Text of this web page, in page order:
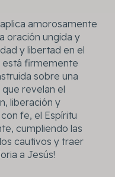
amorosamente
oración ungida y
y libertad en el
está firmemente
sobre una
revelan el
liberación y
fe, el Espíritu
cumpliendo las
cautivos y traer
a Jesús!